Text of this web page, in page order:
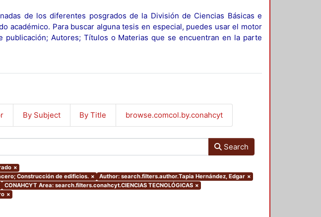
de los diferentes posgrados de la División de Ciencias Básicas e
académico. Para buscar alguna tesis en especial, puedes usar el motor
Autores; Títulos o Materias que se encuentran en la parte
By Subject By Title browse.comcol.by.conahcyt
Search
×
Construcción de edificios. × Author: search.filters.author.Tapia Hernández, Edgar ×
CONAHCYT Area: search.filters.conahcyt.CIENCIAS TECNOLÓGICAS ×
×